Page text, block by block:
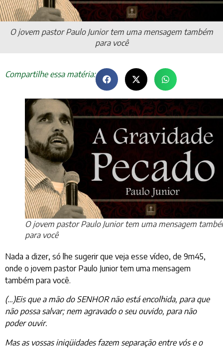
O jovem pastor Paulo Junior tem uma mensagem também
para você
Compartilhe essa matéria:
O jovem pastor Paulo Junior tem uma mensagem
para você
Nada a dizer, só lhe sugerir que veja esse vídeo, de 9m45,
onde o jovem pastor Paulo Junior tem uma mensagem
também para você.
(…)Eis que a mão do SENHOR não está encolhida, para que
não possa salvar; nem agravado o seu ouvido, para não
poder ouvir.
Mas as vossas iniqüidades fazem separação entre vós e o